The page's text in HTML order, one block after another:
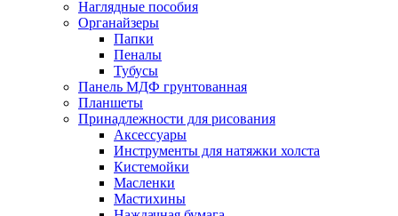
Наглядные пособия
Органайзеры
Папки
Пеналы
Тубусы
Панель МДФ грунтованная
Планшеты
Принадлежности для рисования
Аксессуары
Инструменты для натяжки холста
Кистемойки
Масленки
Мастихины